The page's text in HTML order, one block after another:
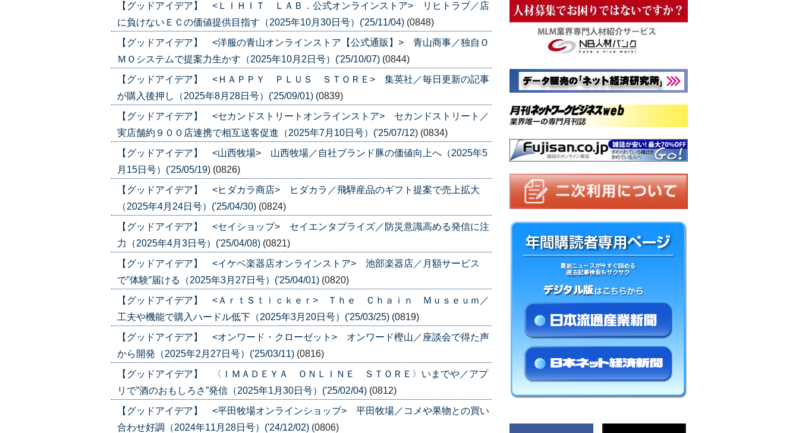
【グッドアイデア】 <ＬＩＨＩＴ ＬＡＢ．公式オンラインストア> リヒトラブ／店
に負けないＥＣの価値提供目指す（2025年10月30日号）('25/11/04) (0848)
【グッドアイデア】 <洋服の青山オンラインストア【公式通販】> 青山商事／独自Ｏ
ＭＯシステムで提案力生かす（2025年10月2日号）('25/10/07) (0844)
【グッドアイデア】 <ＨＡＰＰＹ ＰＬＵＳ ＳＴＯＲＥ> 集英社／毎日更新の記事
が購入後押し（2025年8月28日号）('25/09/01) (0839)
【グッドアイデア】 <セカンドストリートオンラインストア> セカンドストリート／
実店舗約９００店連携で相互送客促進（2025年7月10日号）('25/07/12) (0834)
【グッドアイデア】 <山西牧場> 山西牧場／自社ブランド豚の価値向上へ（2025年5
月15日号）('25/05/19) (0826)
【グッドアイデア】 <ヒダカラ商店> ヒダカラ／飛騨産品のギフト提案で売上拡大
（2025年4月24日号）('25/04/30) (0824)
【グッドアイデア】 <セイショップ> セイエンタプライズ／防災意識高める発信に注
力（2025年4月3日号）('25/04/08) (0821)
【グッドアイデア】 <イケベ楽器店オンラインストア> 池部楽器店／月額サービス
で”体験”届ける（2025年3月27日号）('25/04/01) (0820)
【グッドアイデア】 <ＡｒｔＳｔｉｃｋｅｒ> Ｔｈｅ Ｃｈａｉｎ Ｍｕｓｅｕｍ／
工夫や機能で購入ハードル低下（2025年3月20日号）('25/03/25) (0819)
【グッドアイデア】 <オンワード・クローゼット> オンワード樫山／座談会で得た声
から開発（2025年2月27日号）('25/03/11) (0816)
【グッドアイデア】 〈ＩＭＡＤＥＹＡ ＯＮＬＩＮＥ ＳＴＯＲＥ〉いまでや／アプ
リで”酒のおもしろさ”発信（2025年1月30日号）('25/02/04) (0812)
【グッドアイデア】 <平田牧場オンラインショップ> 平田牧場／コメや果物との買い
合わせ好調（2024年11月28日号）('24/12/02) (0806)